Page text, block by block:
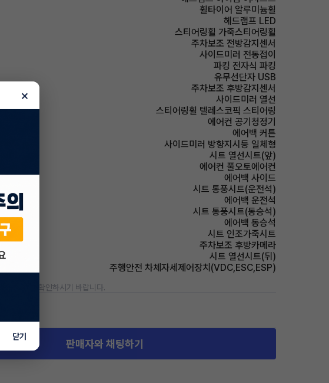
휠타이어 알루미늄휠
헤드램프 LED
스티어링휠 가죽스티어링휠
주차보조 전방감지센서
사이드미러 전동접이
파킹 전자식 파킹
유무선단자 USB
주차보조 후방감지센서
사이드미러 열선
스티어링휠 텔레스코픽 스티어링
에어컨 공기청정기
에어백 커튼
사이드미러 방향지시등 일체형
시트 열선시트(앞)
에어컨 풀오토에어컨
에어백 사이드
시트 통풍시트(운전석)
에어백 운전석
시트 통풍시트(동승석)
에어백 동승석
시트 인조가죽시트
주차보조 후방카메라
시트 열선시트(뒤)
주행안전 차체자세제어장치(VDC,ESC,ESP)
와 반드시 확인하시기 바랍니다.
판매자와 채팅하기
×
닫기